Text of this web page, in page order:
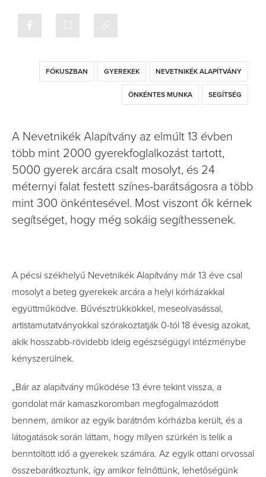
FÓKUSZBAN GYEREKEK NEVETNIKÉK ALAPÍTVÁNY
ÖNKÉNTES MUNKA SEGÍTSÉG
A Nevetnikék Alapítvány az elmúlt 13 évben
több mint 2000 gyerekfoglalkozást tartott,
5000 gyerek arcára csalt mosolyt, és 24
méternyi falat festett színes-barátságosra a több
mint 300 önkéntesével. Most viszont ők kérnek
segítséget, hogy még sokáig segíthessenek.
A pécsi székhelyű Nevetnikék Alapítvány már 13 éve csal
mosolyt a beteg gyerekek arcára a helyi kórházakkal
együttműködve. Bűvésztrükkökkel, meseolvasással,
artistamutatványokkal szórakoztatják 0-tól 18 évesig azokat,
akik hosszabb-rövidebb ideig egészségügyi intézménybe
kényszerülnek.
„Bár az alapítvány működése 13 évre tekint vissza, a
gondolat már kamaszkoromban megfogalmazódott
bennem, amikor az egyik barátnőm kórházba került, és a
látogatások során láttam, hogy milyen szürkén is telik a
benntöltött idő a gyerekek számára. Az egyik ottani orvossal
összebarátkoztunk, így amikor felnőttünk, lehetőségünk